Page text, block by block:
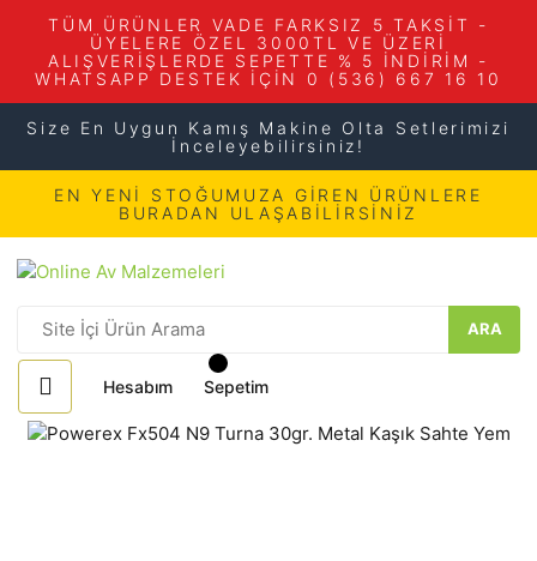
TÜM ÜRÜNLER VADE FARKSIZ 5 TAKSİT -
ÜYELERE ÖZEL 3000TL VE ÜZERİ
ALIŞVERİŞLERDE SEPETTE % 5 İNDİRİM -
WHATSAPP DESTEK İÇİN 0 (536) 667 16 10
Size En Uygun Kamış Makine Olta Setlerimizi
İnceleyebilirsiniz!
EN YENİ STOĞUMUZA GİREN ÜRÜNLERE
BURADAN ULAŞABİLİRSİNİZ
ARA
Hesabım Sepetim